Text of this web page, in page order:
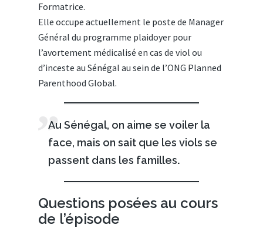
Formatrice.
Elle occupe actuellement le poste de Manager
Général du programme plaidoyer pour
l’avortement médicalisé en cas de viol ou
d’inceste au Sénégal au sein de l’ONG Planned
Parenthood Global.
Au Sénégal, on aime se voiler la
face, mais on sait que les viols se
passent dans les familles.
Questions posées au cours
de l’épisode